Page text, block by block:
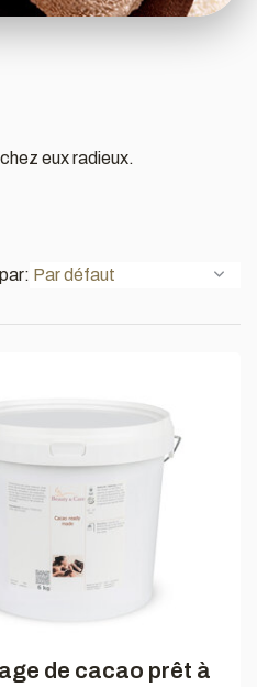
eux radieux.
de cacao prêt à